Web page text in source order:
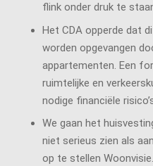
flink onder druk te
Het CDA opperde dat
worden opgevangen
appartementen. Een
ruimtelijke en
nodige financiële
We gaan het
niet serieus zien als
op te stellen